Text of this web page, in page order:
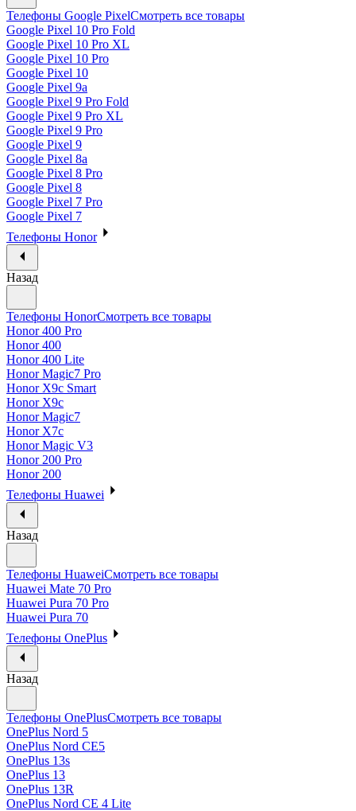
Телефоны Google PixelСмотреть все товары
Google Pixel 10 Pro Fold
Google Pixel 10 Pro XL
Google Pixel 10 Pro
Google Pixel 10
Google Pixel 9a
Google Pixel 9 Pro Fold
Google Pixel 9 Pro XL
Google Pixel 9 Pro
Google Pixel 9
Google Pixel 8a
Google Pixel 8 Pro
Google Pixel 8
Google Pixel 7 Pro
Google Pixel 7
Телефоны Honor
Назад
Телефоны HonorСмотреть все товары
Honor 400 Pro
Honor 400
Honor 400 Lite
Honor Magic7 Pro
Honor X9c Smart
Honor X9c
Honor Magic7
Honor X7c
Honor Magic V3
Honor 200 Pro
Honor 200
Телефоны Huawei
Назад
Телефоны HuaweiСмотреть все товары
Huawei Mate 70 Pro
Huawei Pura 70 Pro
Huawei Pura 70
Телефоны OnePlus
Назад
Телефоны OnePlusСмотреть все товары
OnePlus Nord 5
OnePlus Nord CE5
OnePlus 13s
OnePlus 13
OnePlus 13R
OnePlus Nord CE 4 Lite